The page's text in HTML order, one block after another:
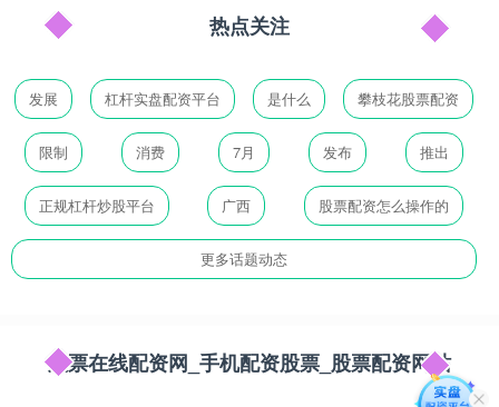
热点关注
发展 杠杆实盘配资平台 是什么 攀枝花股票配资
限制 消费 7月 发布 推出
正规杠杆炒股平台 广西 股票配资怎么操作的
更多话题动态
股票在线配资网_手机配资股票_股票配资网站